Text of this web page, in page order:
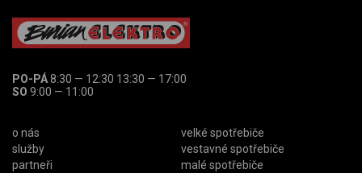
PO-PÁ8:30 — 12:30 13:30 — 17:00
SO 9:00 — 11:00
o nás
služby
partneři
velké spotřebiče
vestavné spotřebiče
malé spotřebiče